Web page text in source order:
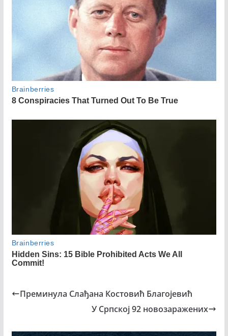
Преминула Слађана Костовић Благојевић
У Српској 92 новозаражених